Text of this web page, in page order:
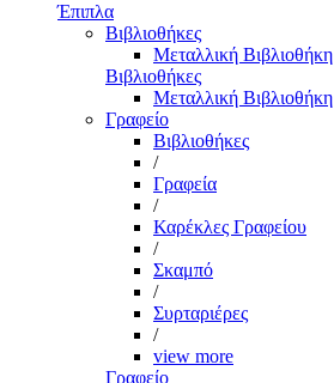
Έπιπλα
Βιβλιοθήκες
Μεταλλική Βιβλιοθήκη
Βιβλιοθήκες
Μεταλλική Βιβλιοθήκη
Γραφείο
Βιβλιοθήκες
/
Γραφεία
/
Καρέκλες Γραφείου
/
Σκαμπό
/
Συρταριέρες
/
view more
Γραφείο